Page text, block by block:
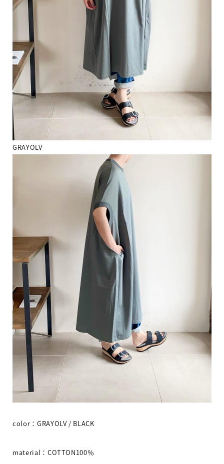
GRAYOLV
color ： GRAYOLV / BLACK
material ： COTTON100％